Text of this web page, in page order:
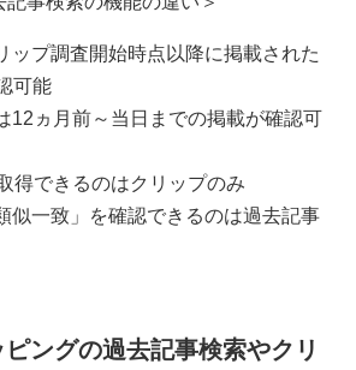
ップ調査開始時点以降に掲載された
可能
12ヵ月前～当日までの掲載が確認可
得できるのはクリップのみ
似一致」を確認できるのは過去記事
ングの過去記事検索やクリ